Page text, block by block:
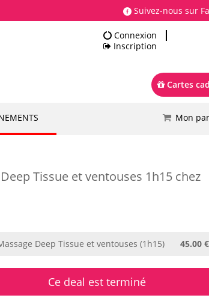
Suivez-nous sur
Connexion
Inscription
Cartes
Mon
Commander
Tissue et ventouses 1h15 chez
Deep Tissue et ventouses (1h15) 45.00 €
Ce deal est terminé